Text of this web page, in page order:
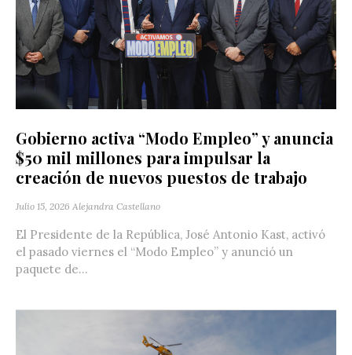
Gobierno activa “Modo Empleo” y anuncia
$50 mil millones para impulsar la
creación de nuevos puestos de trabajo
Julio 15, 2026 Alejandra Castellano
El Presidente de la República, José Antonio Kast, activó
el pasado viernes el “Modo Empleo” y anunció un
paquete de...